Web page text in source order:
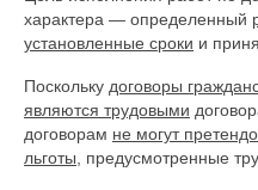
характера — определенный
установленные сроки и
Поскольку договоры
являются трудовыми
договорам не могут
льготы , предусмотренные